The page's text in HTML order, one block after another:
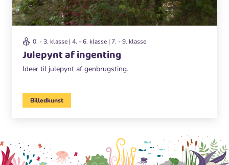
0. - 3. klasse | 4. - 6. klasse | 7. - 9. klasse
Julepynt af ingenting
Ideer til julepynt af genbrugsting.
Billedkunst